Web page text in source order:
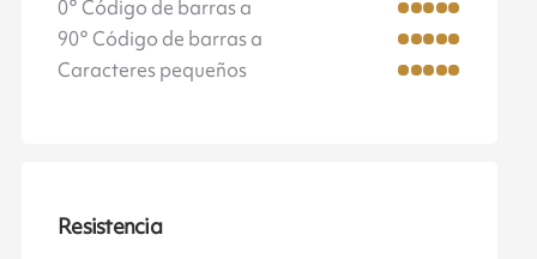
0° Código de barras a
90° Código de barras a
Caracteres pequeños
Resistencia